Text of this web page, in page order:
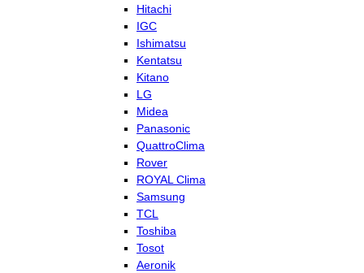
Hitachi
IGC
Ishimatsu
Kentatsu
Kitano
LG
Midea
Panasonic
QuattroClima
Rover
ROYAL Clima
Samsung
TCL
Toshiba
Tosot
Aeronik